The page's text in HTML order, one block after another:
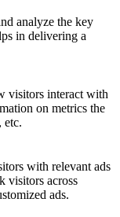
analyze the key
in delivering a
visitors interact with
on metrics the
etc.
with relevant ads
visitors across
ads.